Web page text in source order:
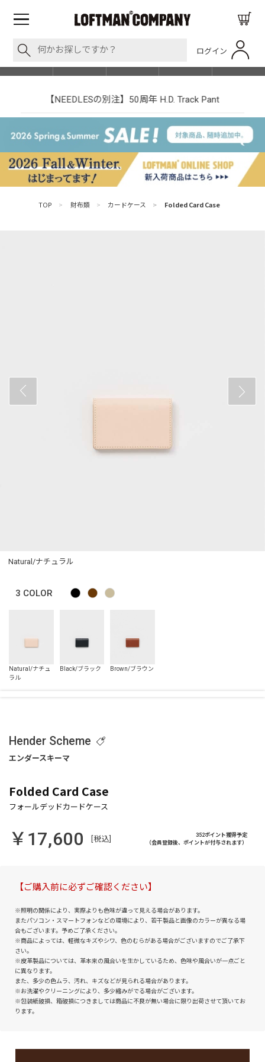
ログイン
SHOP LIST
【NEEDLESの別注】50周年 H.D. Track Pant
TOP > 財布類 > カードケース > Folded Card Case
Natural/ナチュラル
3 COLOR
Hender Scheme
Folded Card Case
￥17,600 [税込]
352ポイント獲得予定
（会員登録後、ポイントが付与されます）
【ご購入前に必ずご確認ください】
※照明の関係により、実際よりも色味が違って見える場合があります。
またパソコン・スマートフォンなどの環境により、若干製品と画像のカラーが異なる場
合もございます。予めご了承ください。
※商品によっては、軽微なキズやシワ、色のむらがある場合がございますのでご了承下
さい。
※皮革製品については、革本来の風合いを生かしているため、色味や風合いが一点ごと
に異なります。
また、多少の色ムラ、汚れ、キズなどが見られる場合があります。
※お洗濯やクリーニングにより、多少縮みがでる場合がございます。
※包装紙破損、箱破損につきましては商品に不良が無い場合に限り出荷させて頂いてお
ります。